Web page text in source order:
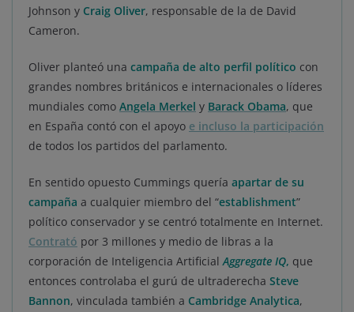
Johnson y Craig Oliver, responsable de la de David
Cameron.
Oliver planteó una campaña de alto perfil político con
grandes nombres británicos e internacionales o líderes
mundiales como Angela Merkel y Barack Obama, que
en España contó con el apoyo e incluso la participación
de todos los partidos del parlamento.
En sentido opuesto Cummings quería apartar de su
campaña a cualquier miembro del “establishment”
político conservador y se centró totalmente en Internet.
Contrató por 3 millones y medio de libras a la
corporación de Inteligencia ArtificialAggregate IQ, que
entonces controlaba el gurú de ultraderecha Steve
Bannon, vinculada también a Cambridge Analytica,